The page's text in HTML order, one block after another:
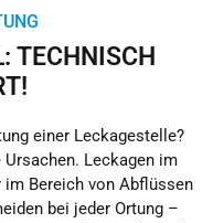
TECHNISCH
einer Leckagestelle?
Leckagen im
Bereich von Abflüssen
bei jeder Ortung –